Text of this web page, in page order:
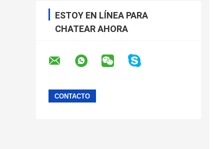
ESTOY EN LÍNEA PARA
CHATEAR AHORA